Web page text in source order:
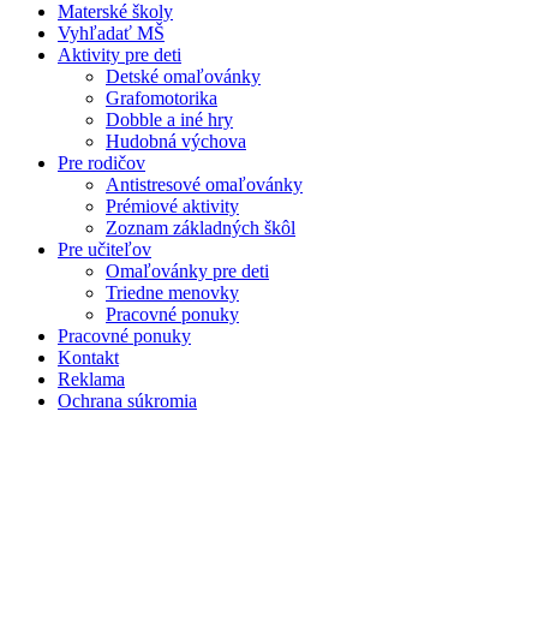
Materské školy
Vyhľadať MŠ
Aktivity pre deti
Detské omaľovánky
Grafomotorika
Dobble a iné hry
Hudobná výchova
Pre rodičov
Antistresové omaľovánky
Prémiové aktivity
Zoznam základných škôl
Pre učiteľov
Omaľovánky pre deti
Triedne menovky
Pracovné ponuky
Pracovné ponuky
Kontakt
Reklama
Ochrana súkromia